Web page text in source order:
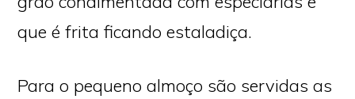
que é frita ficando estaladiça.
Para o pequeno almoço são servidas as